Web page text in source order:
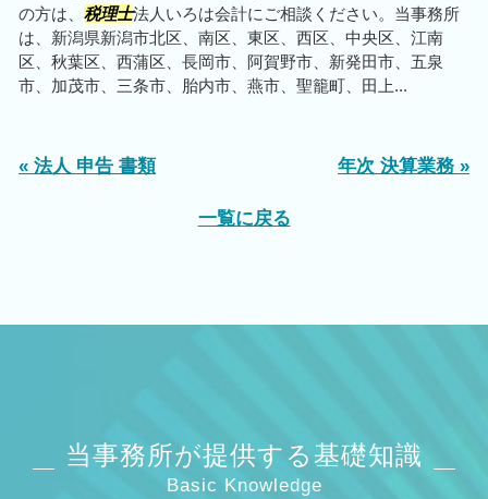
の方は、 税理士法人いろは会計にご相談ください。当事務所
は、新潟県新潟市北区、南区、東区、西区、中央区、江南
区、秋葉区、西蒲区、長岡市、阿賀野市、新発田市、五泉
市、加茂市、三条市、胎内市、燕市、聖籠町、田上...
« 法人 申告 書類 年次 決算業務 »
一覧に戻る
当事務所が提供する基礎知識
Basic Knowledge